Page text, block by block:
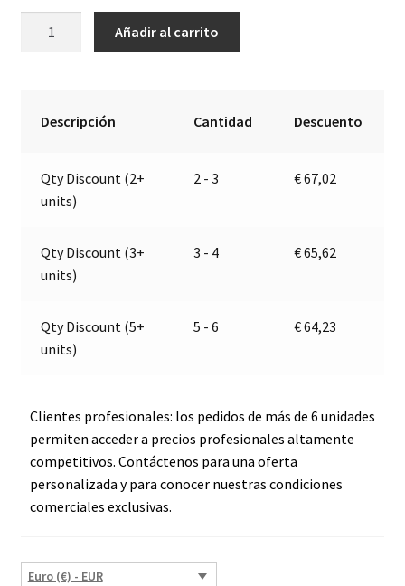
24V
Jokon
Añadir al carrito
Descripción Cantidad Descuento
Qty Discount (2+
units)
2 - 3 €67,02
Qty Discount (3+
units)
3 - 4 €65,62
Qty Discount (5+
units)
5 - 6 €64,23
Clientes profesionales: los pedidos de más de 6 unidades
permiten acceder a precios profesionales altamente
competitivos. Contáctenos para una oferta
personalizada y para conocer nuestras condiciones
comerciales exclusivas.
Euro (€) - EUR